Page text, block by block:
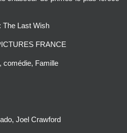
The Last Wish
FRANCE
comédie, Famille
Joel Crawford